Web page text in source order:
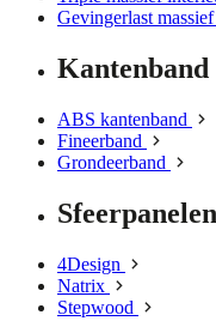
Gevingerlast massief
Kantenband
ABS kantenband
Fineerband
Grondeerband
Sfeerpanelen
4Design
Natrix
Stepwood